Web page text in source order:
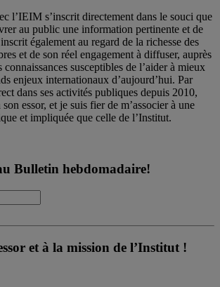
l’IEIM s’inscrit directement dans le souci que
au public une information pertinente et de
également au regard de la richesse des
et de son réel engagement à diffuser, auprès
susceptibles de l’aider à mieux
enjeux internationaux d’aujourd’hui. Par
dans ses activités publiques depuis 2010,
essor, et je suis fier de m’associer à une
et impliquée que celle de l’Institut.
Bulletin hebdomadaire!
et à la mission de l’Institut !